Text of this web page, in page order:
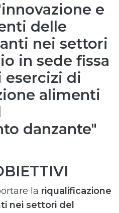
e
delle
nei settori
in sede fissa
esercizi di
alimenti
danzante"
la riqualificazione
nei settori del